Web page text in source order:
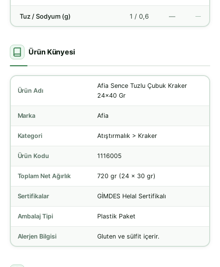
Tuz / Sodyum (g) 1 / 0,6 — —
Ürün Künyesi
Ürün Adı
Afia Sence Tuzlu Çubuk Kraker
24x40 Gr
Marka Afia
Kategori Atıştırmalık > Kraker
Ürün Kodu 1116005
Toplam Net Ağırlık 720 gr (24 x 30 gr)
Sertifikalar GİMDES Helal Sertifikalı
Ambalaj Tipi Plastik Paket
Alerjen Bilgisi Gluten ve sülfit içerir.